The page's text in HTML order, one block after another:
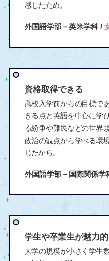
感じたため。
外国語学部－英米学科 /
資格取得できる
高校入学前からの目標で
きる点と英語を中心に学
る紛争や難民などの世界
政治の観点から学べる環
じたから。
外国語学部－国際関係学
学生や卒業生が魅力的
大学の規模が小さく学生